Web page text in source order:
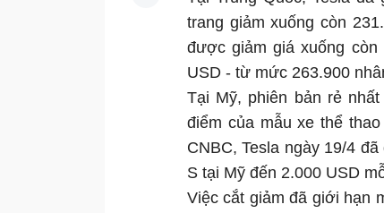
trang giảm xuống còn
được giảm giá xuống
USD - từ mức 263.900
Tại Mỹ, phiên bản rẻ
điểm của mẫu xe thể
CNBC, Tesla ngày 19/4
S tại Mỹ đến 2.000 USD
Việc cắt giảm đã giới hạn